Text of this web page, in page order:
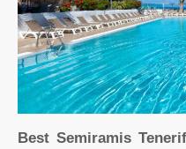
Best Semiramis